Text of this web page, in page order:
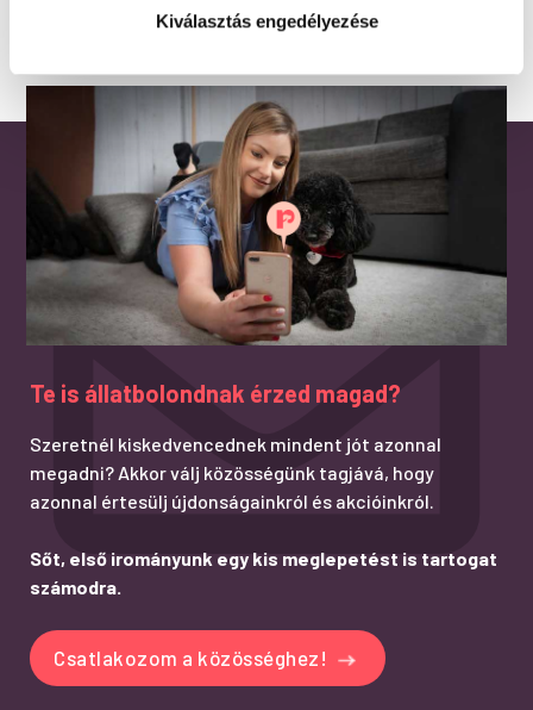
Kiválasztás engedélyezése
Te is állatbolondnak érzed magad?
Szeretnél kiskedvencednek mindent jót azonnal
megadni? Akkor válj közösségünk tagjává, hogy
azonnal értesülj újdonságainkról és akcióinkról.
Sőt, első irományunk egy kis meglepetést is tartogat
számodra.
Csatlakozom a közösséghez!